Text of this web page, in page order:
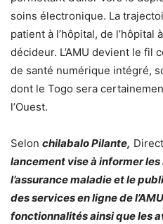
soins électronique. La
patient à l’hôpital, de l’hôpital
décideur. L’AMU devient le fil
de santé numérique intégré,
dont le Togo sera
l’Ouest.
Selon chilabalo Pilante,
lancement vise à informer
l’assurance maladie et le
des services en ligne de
fonctionnalités ainsi que les